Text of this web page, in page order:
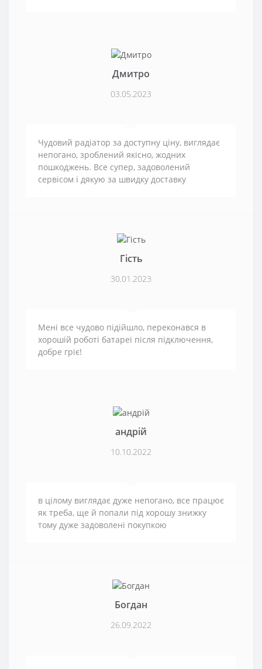
Дмитро
03.05.2023
Чудовий радіатор за доступну ціну, виглядає
непогано, зроблений якісно, жодних
пошкоджень. Все супер, задоволений
сервісом і дякую за швидку доставку
Гість
30.01.2023
Мені все чудово підійшло, переконався в
хорошій роботі батареї після підключення,
добре гріє!
андрій
10.10.2022
в цілому виглядає дуже непогано, все працює
як треба, ще й попали під хорошу знижку
тому дуже задоволені покупкою
Богдан
26.09.2022